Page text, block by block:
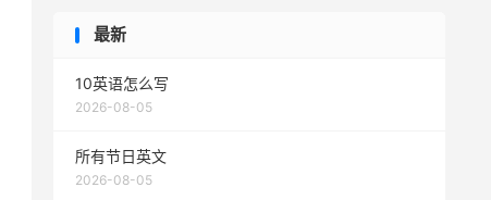
最新
10英语怎么写
2026-08-05
所有节日英文
2026-08-05